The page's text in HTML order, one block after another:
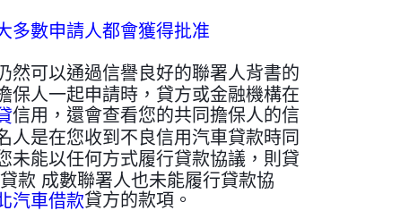
多數申請人都會獲得批准
然可以通過信譽良好的聯署人背書的
保人一起申請時，貸方或金融機構在
信用，還會查看您的共同擔保人的信
人是在您收到不良信用汽車貸款時同
未能以任何方式履行貸款協議，則貸
款 成數聯署人也未能履行貸款協
汽車借款貸方的款項。